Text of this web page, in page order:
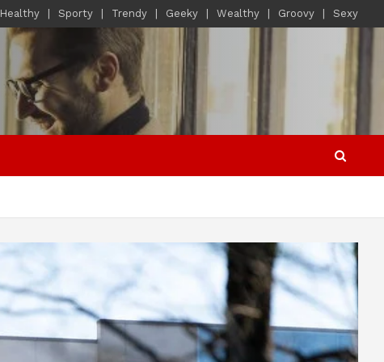
Healthy Sporty Trendy Geeky Wealthy Groovy Sexy